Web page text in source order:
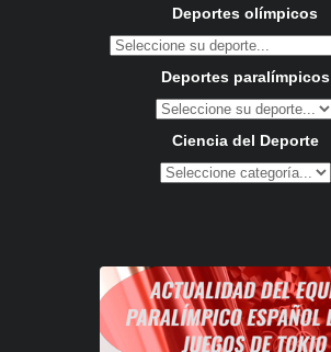
Deportes olímpicos
Deportes paralímpicos
Ciencia del Deporte